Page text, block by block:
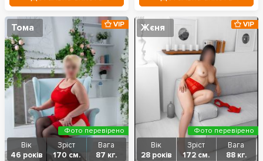
Тома
Вік
46 років
Зріст
170 см.
Вага
87 кг.
VIP
Фото перевірено
Жєня
Вік
28 років
Зріст
172 см.
Вага
88 кг.
VIP
Фото перевірено